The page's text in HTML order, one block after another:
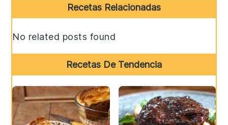
Sidebar
Recetas Relacionadas
No related posts found
Recetas De Tendencia